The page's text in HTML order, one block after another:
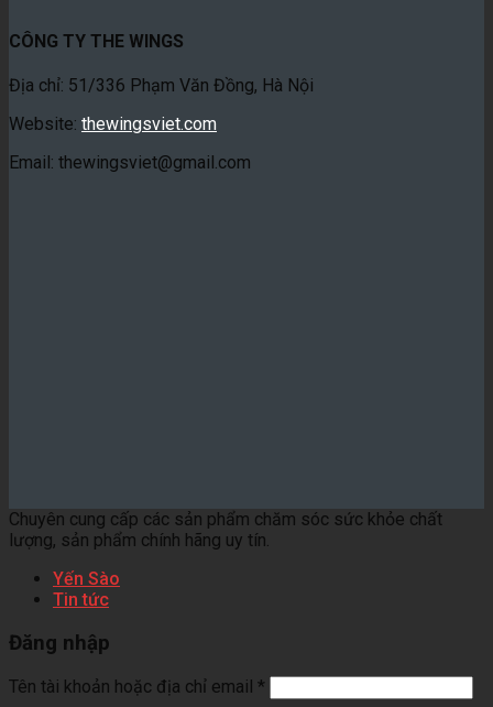
CÔNG TY THE WINGS
Địa chỉ: 51/336 Phạm Văn Đồng, Hà Nội
Website: thewingsviet.com
Email: thewingsviet@gmail.com
Chuyên cung cấp các sản phẩm chăm sóc sức khỏe chất
lượng, sản phẩm chính hãng uy tín.
Yến Sào
Tin tức
Đăng nhập
Tên tài khoản hoặc địa chỉ email *